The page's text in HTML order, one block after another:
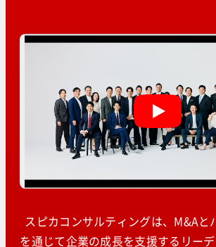
スピカコンサルティングは、M&Aと
を通じて企業の成長を支援するリー